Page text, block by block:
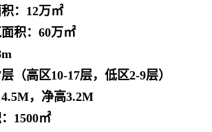
：12万㎡
积：60万㎡
（高区10-17层，低区2-9层）
，净高3.2M
1500㎡